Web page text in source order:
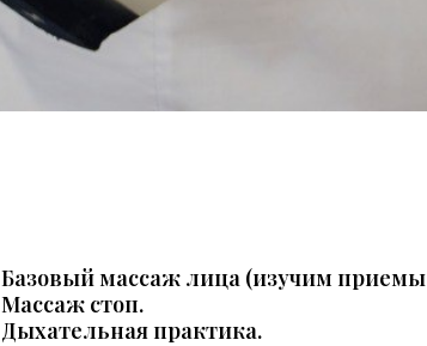
Базовый массаж лица (изучим приемы
Массаж стоп.
Дыхательная практика.